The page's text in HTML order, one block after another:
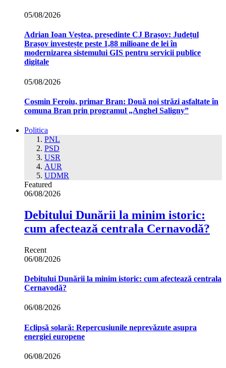
05/08/2026
Adrian Ioan Veștea, președinte CJ Brașov: Județul
Brașov investește peste 1,88 milioane de lei în
modernizarea sistemului GIS pentru servicii publice
digitale
05/08/2026
Cosmin Feroiu, primar Bran: Două noi străzi asfaltate în
comuna Bran prin programul „Anghel Saligny”
Politica
PNL
PSD
USR
AUR
UDMR
Featured
06/08/2026
Debitului Dunării la minim istoric:
cum afectează centrala Cernavodă?
Recent
06/08/2026
Debitului Dunării la minim istoric: cum afectează centrala
Cernavodă?
06/08/2026
Eclipsă solară: Repercusiunile neprevăzute asupra
energiei europene
06/08/2026